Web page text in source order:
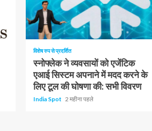
1 न्यूनतम पढ़ा
विशेष रुप से प्रदर्शित
स्नोफ्लेक ने व्यवसायों को एजेंटिक
एआई सिस्टम अपनाने में मदद करने के
लिए टूल की घोषणा की: सभी विवरण
India Spot 2 महीना पहले